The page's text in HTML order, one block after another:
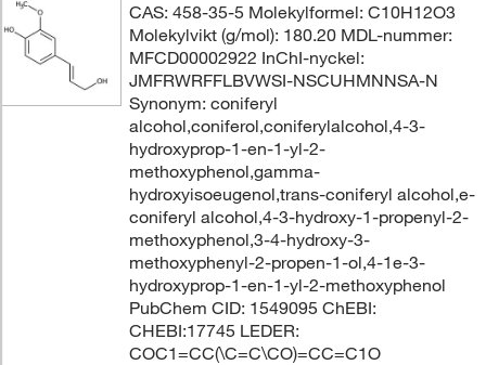
CAS: 458-35-5 Molekylformel: C10H12O3
Molekylvikt (g/mol): 180.20 MDL-nummer:
MFCD00002922 InChI-nyckel:
JMFRWRFFLBVWSI-NSCUHMNNSA-N
Synonym: coniferyl
alcohol,coniferol,coniferylalcohol,4-3-
hydroxyprop-1-en-1-yl-2-
methoxyphenol,gamma-
hydroxyisoeugenol,trans-coniferyl alcohol,e-
coniferyl alcohol,4-3-hydroxy-1-propenyl-2-
methoxyphenol,3-4-hydroxy-3-
methoxyphenyl-2-propen-1-ol,4-1e-3-
hydroxyprop-1-en-1-yl-2-methoxyphenol
PubChem CID: 1549095 ChEBI:
CHEBI:17745 LEDER:
COC1=CC(\C=C\CO)=CC=C1O